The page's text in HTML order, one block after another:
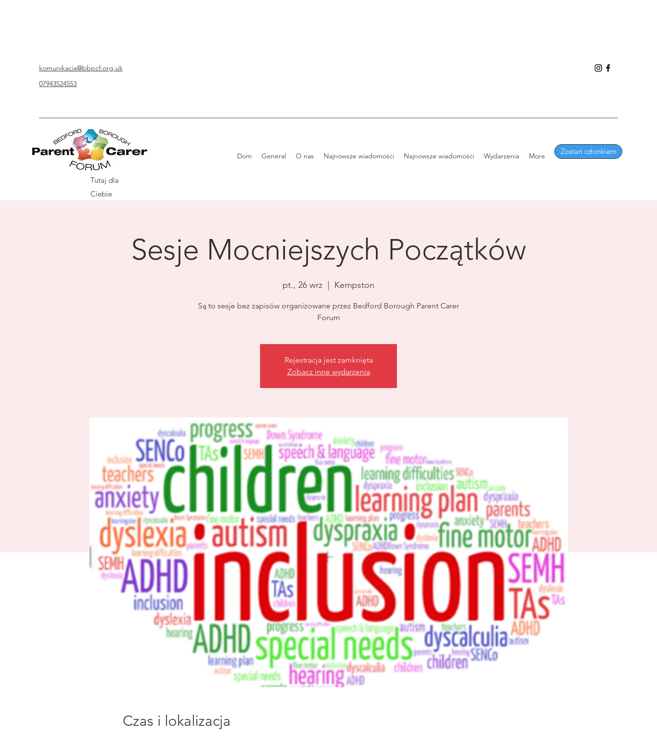
komunikacja@bbpcf.org.uk
07943524553
Dom General O nas Najnowsze wiadomości Najnowsze wiadomości Wydarzenia More Zostań członkiem
Tutaj dla
Ciebie
Sesje Mocniejszych Początków
pt., 26 wrz Kempston
Są to sesje bez zapisów organizowane przez Bedford Borough Parent Carer
Forum
Rejestracja jest zamknięta
Zobacz inne wydarzenia
Czas i lokalizacja